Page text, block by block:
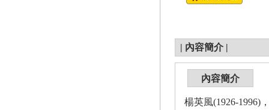
| 內容簡介 |
內容簡介
楊英風(1926-1996)